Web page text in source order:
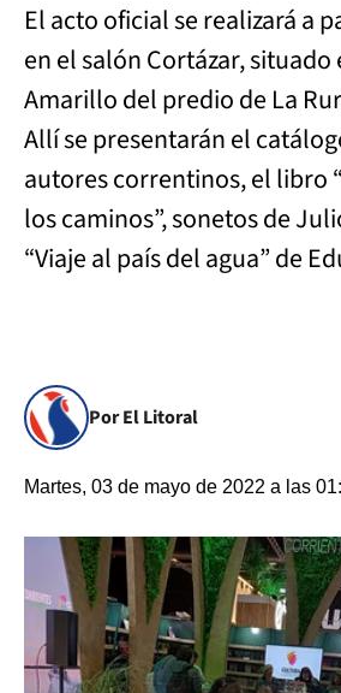
El acto oficial se realizará a
en el salón Cortázar,
Amarillo del predio de La
Allí se presentarán el
autores correntinos, el libro
los caminos”, sonetos de
“Viaje al país del agua” de
Por El Litoral
Martes, 03 de mayo de 2022 a las